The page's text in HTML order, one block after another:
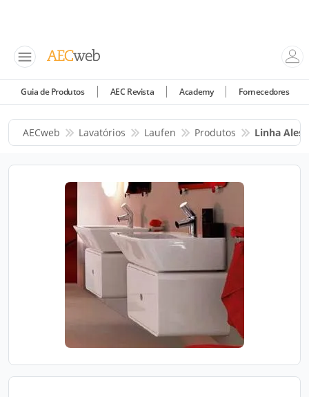
Guia de Produtos AEC Revista Academy Fornecedores
AECweb Lavatórios Laufen Produtos Linha